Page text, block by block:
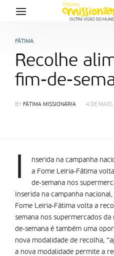
FÁTIMA
Recolhe
fim-de-
BY FÁTIMA MISSIONÁRIA 4 DE
I
nserida na campanha
a Fome Leiria-Fátima
de-semana nos
Inserida na campanha
Fome Leiria-Fátima volta a
semana nos supermercados
de-semana é também uma
nova modalidade de recolha,
a nova modalidade permite a